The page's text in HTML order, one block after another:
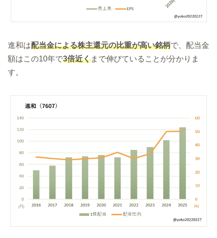
進和は配当金による株主還元の比重が高い銘柄で、配当金
額はこの10年で3倍近くまで伸びていることが分かりま
す。